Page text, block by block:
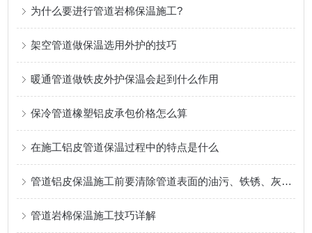
为什么要进行管道岩棉保温施工?
架空管道做保温选用外护的技巧
暖通管道做铁皮外护保温会起到什么作用
保冷管道橡塑铝皮承包价格怎么算
在施工铝皮管道保温过程中的特点是什么
管道铝皮保温施工前要清除管道表面的油污、铁锈、灰尘等杂物
管道岩棉保温施工技巧详解